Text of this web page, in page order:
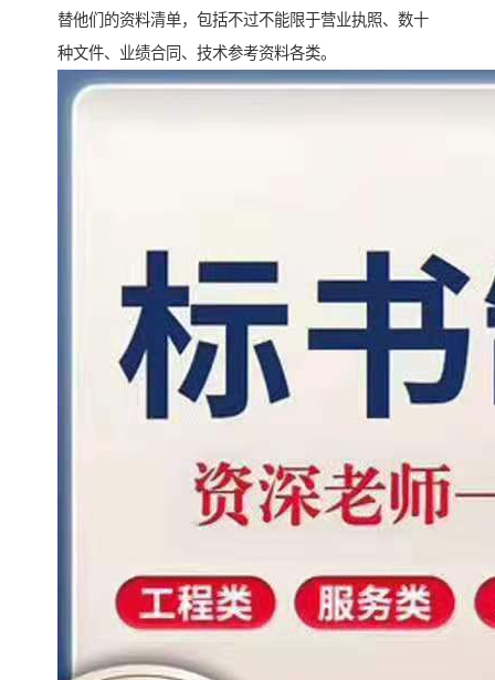
替他们的资料清单，包括不过不能限于营业执照、数十
种文件、业绩合同、技术参考资料各类。